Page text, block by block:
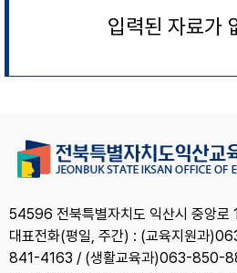
입력된 자료가
54596 전북특별자치도 익산시 중앙로
대표전화(평일, 주간) : (교육지원과
841-4163 / (생활교육과)063-850-